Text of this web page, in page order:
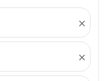
close
close